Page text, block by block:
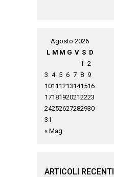
Agosto 2026
L M M G V S D
1 2
3 4 5 6 7 8 9
1011 1213141516
17181920212223
24252627282930
31
« Mag
ARTICOLI RECENTI